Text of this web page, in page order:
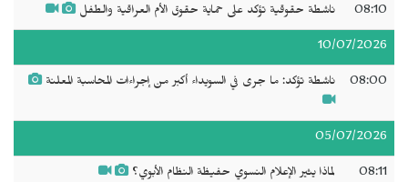
08:10 ناشطة حقوقية تؤكد على حماية حقوق الأم العراقية والطفل
10/07/2026
08:00 ناشطة تؤكد: ما جرى في السويداء أكبر من إجراءات المحاسبة المعلنة
05/07/2026
08:11 لماذا يثير الإعلام النسوي حفيظة النظام الأبوي؟